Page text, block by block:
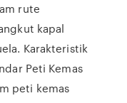
rute
kapal
Karakteristik
Peti Kemas
peti kemas